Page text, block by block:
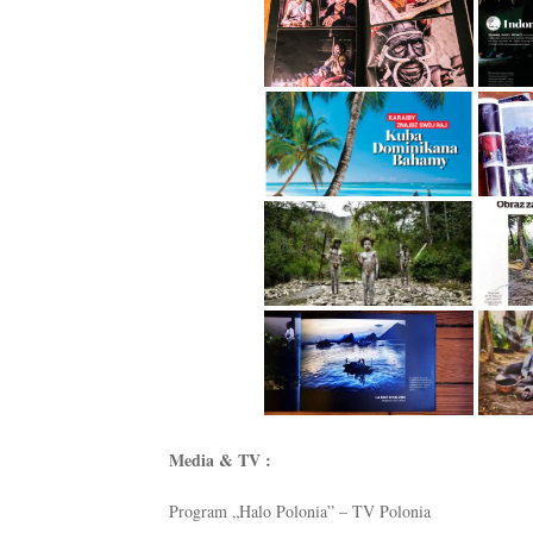
Media & TV :
Program „Halo Polonia” – TV Polonia